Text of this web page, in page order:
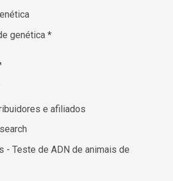
genética *
e afiliados
- Teste de ADN de animais de